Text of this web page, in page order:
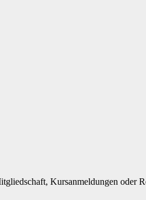
Kursanmeldungen oder